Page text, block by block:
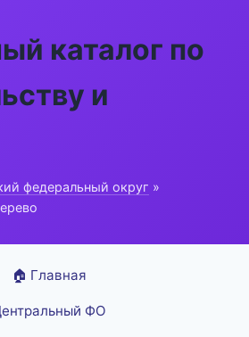
каталог по
и
федеральный округ »
🏠 Главная
ФО